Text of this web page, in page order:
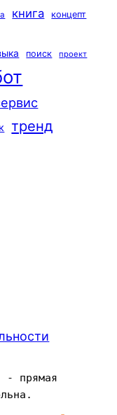
книга
концепт
поиск проект
тренд
- прямая